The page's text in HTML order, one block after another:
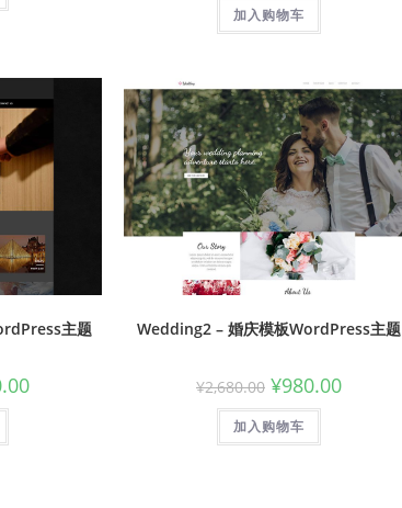
加入购物车
主题 Wedding2 – 婚庆模板WordPress主题
¥2,680.00 ¥980.00
加入购物车